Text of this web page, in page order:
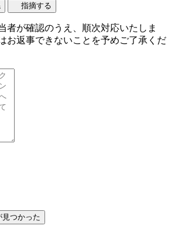
指摘する
者が確認のうえ、順次対応いたしま
お返事できないことを予めご了承くだ
つかった